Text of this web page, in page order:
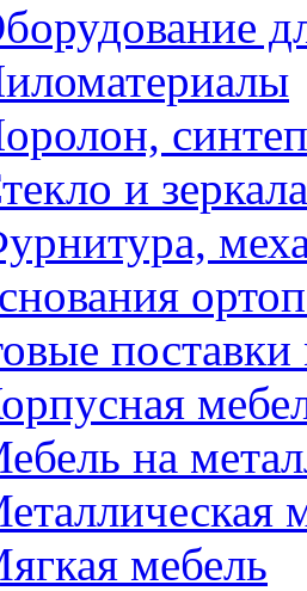
и зеркала
поставки
на
мебель